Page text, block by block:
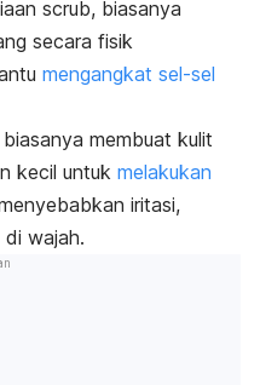
scrub, biasanya
secara fisik
mengangkat sel-sel
membuat kulit
kecil untuk melakukan
iritasi,
wajah.